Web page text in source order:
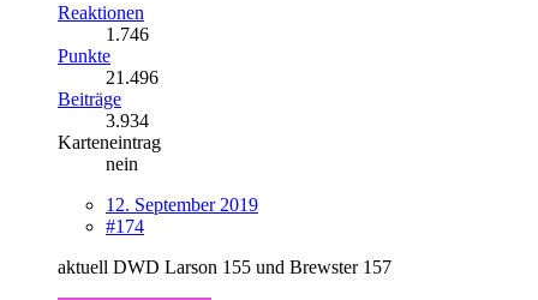
Reaktionen
1.746
Punkte
21.496
Beiträge
3.934
Karteneintrag
nein
12. September 2019
#174
aktuell DWD Larson 155 und Brewster 157